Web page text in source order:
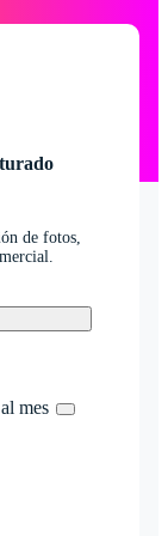
de fotos,
mes